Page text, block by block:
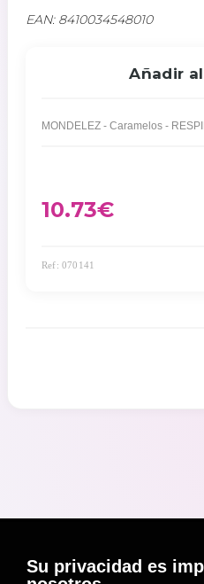
EAN: 8410034548010
Añadir
10.73€
Ref: 070141
Su privacidad es